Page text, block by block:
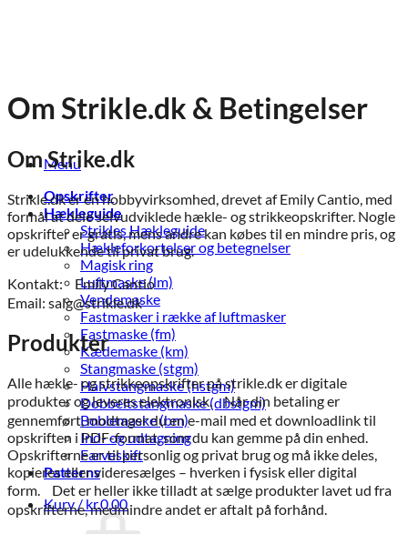
Menu
Opskrifter
Hækleguide
Strikles Hækleguide
Hækleforkortelser og betegnelser
Magisk ring
Luftmaske (lm)
Vendemaske
Fastmasker i række af luftmasker
Fastmaske (fm)
Kædemaske (km)
Stangmaske (stgm)
Halvstangmaske (hstgm)
Dobbeltstangmaske (dbstgm)
Boblemaske (bm)
Ind- og udtagning
Farveskift
Patterns
Kurv /kr.0,00
Om Strikle.dk & Betingelser
Om Strike.dk
Strikle.dk er en hobbyvirksomhed, drevet af Emily Cantio, med
formål at dele selvudviklede hækle- og strikkeopskrifter. Nogle
opskrifter er gratis, mens andre kan købes til en mindre pris, og
er udelukkende til privat brug.
Kontakt: Emily Cantio
Email: salg@strikle.dk
Produkter
Alle hækle- og strikkeopskrifter på strikle.dk er digitale
produkter og leveres elektronisk. Når din betaling er
gennemført, modtager du en e-mail med et downloadlink til
opskriften i PDF-format, som du kan gemme på din enhed.
Opskrifterne er til personlig og privat brug og må ikke deles,
kopieres eller videresælges – hverken i fysisk eller digital
form. Det er heller ikke tilladt at sælge produkter lavet ud fra
opskrifterne, medmindre andet er aftalt på forhånd.